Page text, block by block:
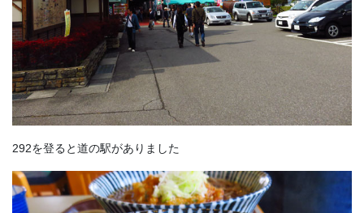
292を登ると道の駅がありました